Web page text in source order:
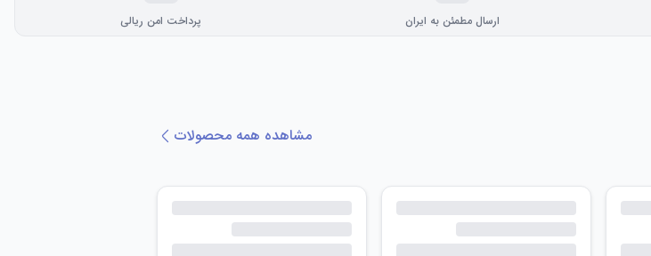
ارسال مطمئن به ایران پرداخت امن ریالی
مشاهده همه محصولات